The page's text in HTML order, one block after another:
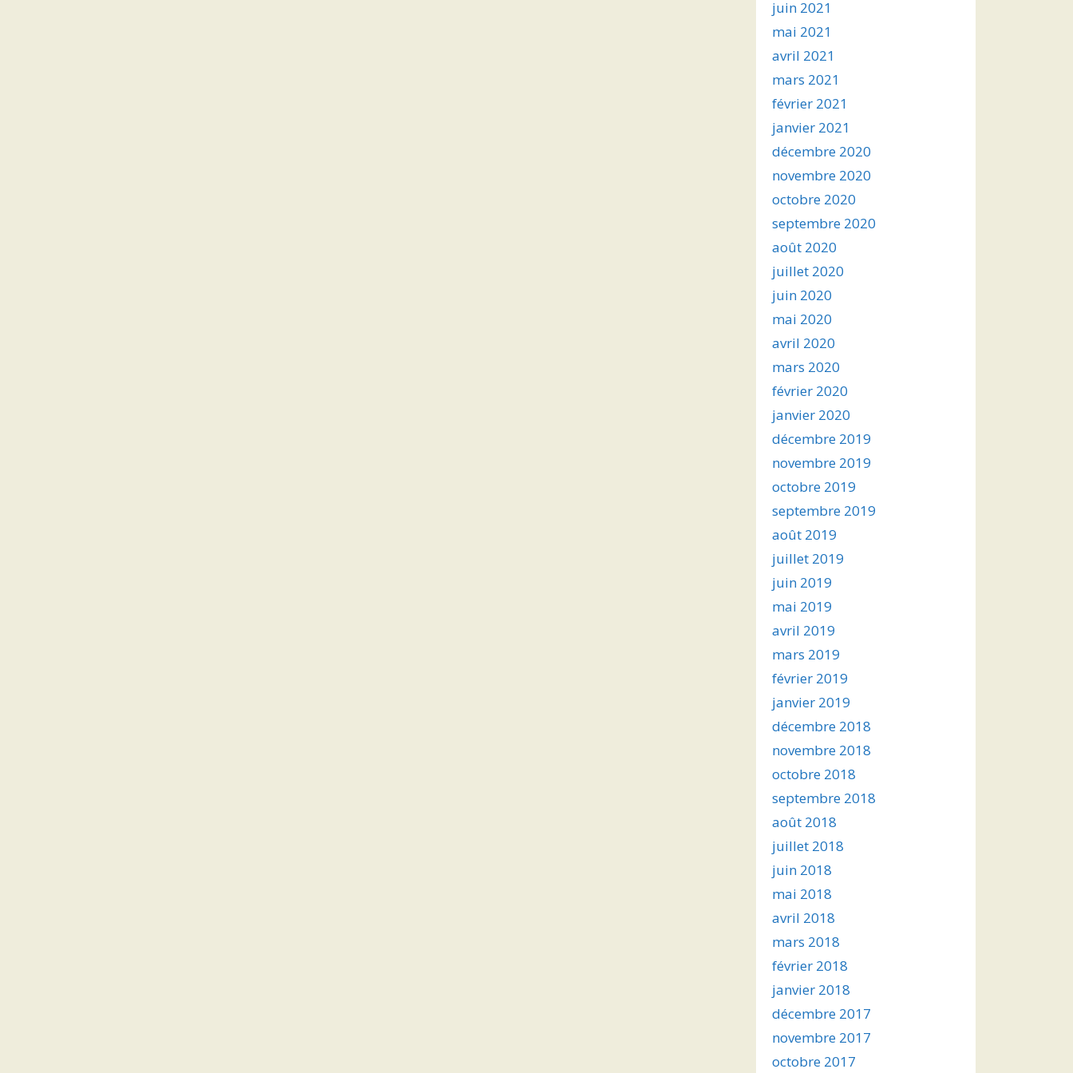
juin 2021
mai 2021
avril 2021
mars 2021
février 2021
janvier 2021
décembre 2020
novembre 2020
octobre 2020
septembre 2020
août 2020
juillet 2020
juin 2020
mai 2020
avril 2020
mars 2020
février 2020
janvier 2020
décembre 2019
novembre 2019
octobre 2019
septembre 2019
août 2019
juillet 2019
juin 2019
mai 2019
avril 2019
mars 2019
février 2019
janvier 2019
décembre 2018
novembre 2018
octobre 2018
septembre 2018
août 2018
juillet 2018
juin 2018
mai 2018
avril 2018
mars 2018
février 2018
janvier 2018
décembre 2017
novembre 2017
octobre 2017